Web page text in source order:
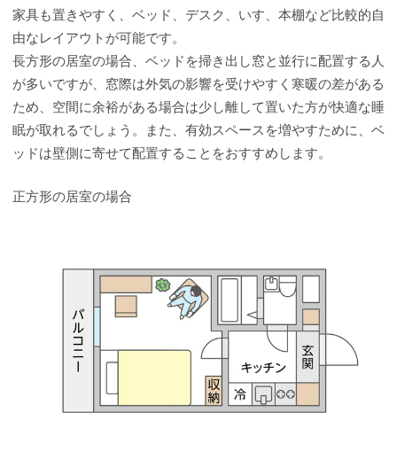
家具も置きやすく、ベッド、デスク、いす、本棚など比較的自
由なレイアウトが可能です。
長方形の居室の場合、ベッドを掃き出し窓と並行に配置する人
が多いですが、窓際は外気の影響を受けやすく寒暖の差がある
ため、空間に余裕がある場合は少し離して置いた方が快適な睡
眠が取れるでしょう。また、有効スペースを増やすために、ベ
ッドは壁側に寄せて配置することをおすすめします。
正方形の居室の場合